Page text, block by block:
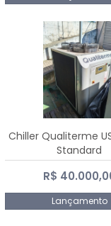
Chiller Qualiterme
Standard
R$
Lançamento